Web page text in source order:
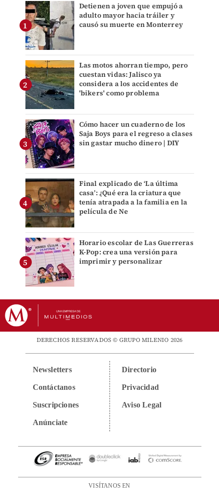
Detienen a joven que empujó a
adulto mayor hacia tráiler y
causó su muerte en Monterrey
Las motos ahorran tiempo, pero
cuestan vidas: Jalisco ya
considera a los accidentes de
'bikers' como problema
Cómo hacer un cuaderno de los
Saja Boys para el regreso a clases
sin gastar mucho dinero | DIY
Final explicado de ‘La última
casa’: ¿Qué era la criatura que
tenía atrapada a la familia en la
película de Ne
Horario escolar de Las Guerreras
K-Pop: crea una versión para
imprimir y personalizar
DERECHOS RESERVADOS © GRUPO MILENIO 2026
Newsletters
Contáctanos
Suscripciones
Anúnciate
Directorio
Privacidad
Aviso Legal
VISÍTANOS EN